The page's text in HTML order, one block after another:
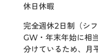
休日休暇
完全週休2日制（シ
GW・年末年始に相
分けているため、月